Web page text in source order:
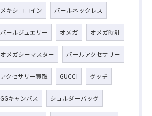
メキシココイン パールネックレス
パールジュエリー オメガ オメガ時計
オメガシーマスター パールアクセサリー
アクセサリー買取 GUCCI グッチ
GGキャンバス ショルダーバッグ